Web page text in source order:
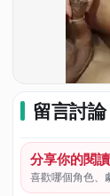
留言討論
分享你的閱
喜歡哪個角色、